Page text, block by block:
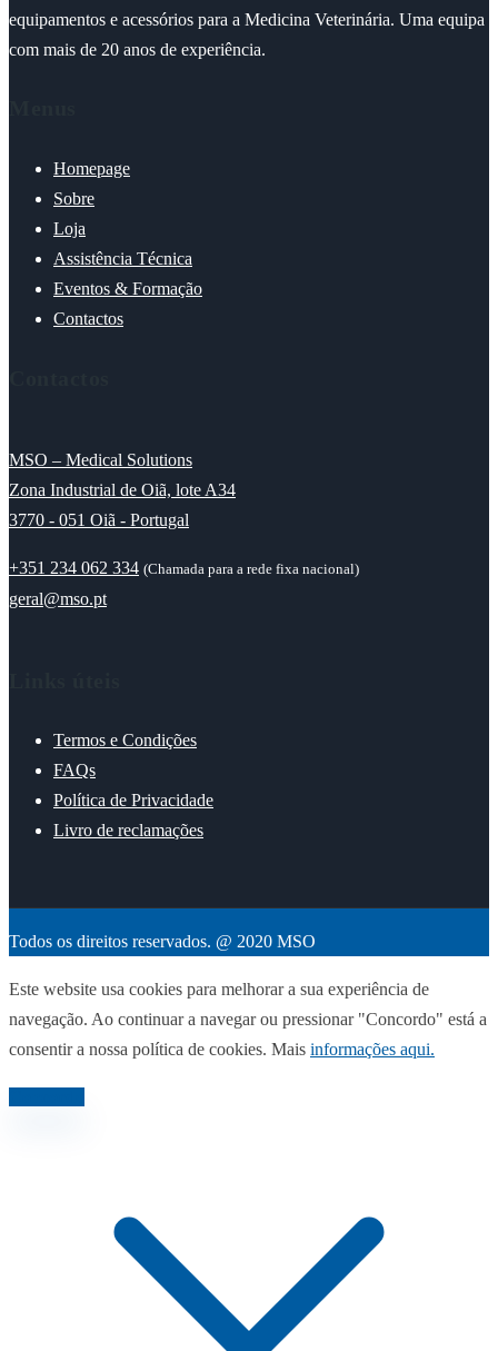
equipamentos e acessórios para a Medicina Veterinária. Uma equipa
com mais de 20 anos de experiência.
Homepage
Sobre
Loja
Assistência Técnica
Eventos & Formação
Contactos
MSO – Medical Solutions
Zona Industrial de Oiã, lote A34
3770 - 051 Oiã - Portugal
+351 234 062 334 (Chamada para a rede fixa nacional)
geral@mso.pt
Termos e Condições
FAQs
Política de Privacidade
Livro de reclamações
Todos os direitos reservados. @ 2020 MSO
Este website usa cookies para melhorar a sua experiência de
navegação. Ao continuar a navegar ou pressionar "Concordo" está a
consentir a nossa política de cookies. Mais informações aqui.